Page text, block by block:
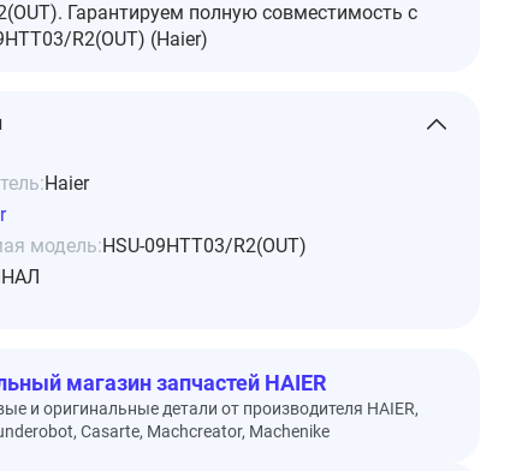
Гарантируем полную совместимость с
R2(OUT) (Haier)
Haier
модель:HSU-09HTT03/R2(OUT)
магазин запчастей HAIER
и оригинальные детали от производителя HAIER,
Casarte, Machcreator, Machenike